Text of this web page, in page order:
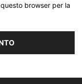
browser per la